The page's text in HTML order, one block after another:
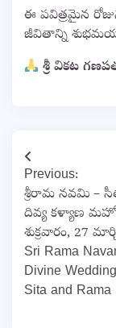
ఈ పవిత్రమైన
జీవితాన్ని
శ్రీ వికట
Post
Previous:
శ్రీరామ నవమి –
దివ్య కళ్యాణ
శుక్రవారం, 27
Sri Rama
Divine
Sita and Rama